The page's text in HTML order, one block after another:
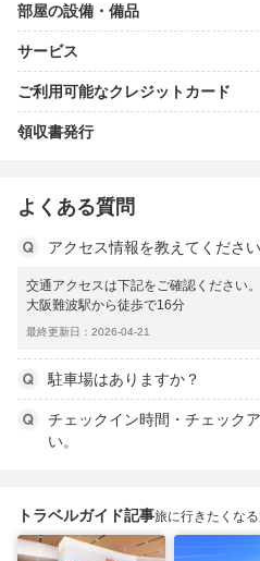
部屋の設備・備品
サービス
ご利用可能なクレジットカード
領収書発行
よくある質問
アクセス情報を教えてください
交通アクセスは下記をご確認ください。
大阪難波駅から徒歩で16分
最終更新日：2026-04-21
駐車場はありますか？
チェックイン時間・チェック
い。
トラベルガイド記事旅に行きたくな